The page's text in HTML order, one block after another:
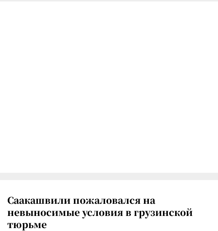
Саакашвили пожаловался на
невыносимые условия в грузинской
тюрьме